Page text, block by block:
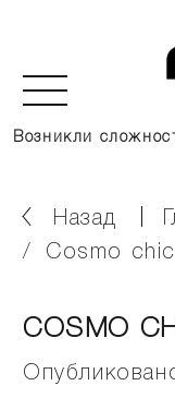
Возникли
Назад
cosmo chic
COSMO